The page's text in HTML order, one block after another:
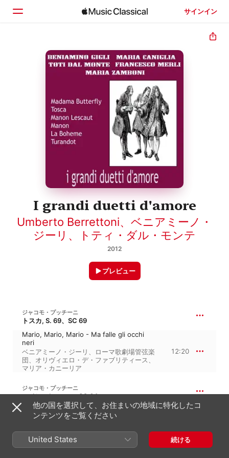
サインイン
ホーム
I grandi duetti d'amore
Umberto Berrettoni、 ベニアミーノ・
ジーリ 、 トティ・ダル・モンテ
2012
プレビュー
ジャコモ・プッチーニ
トスカ, S. 69、SC 69
Mario, Mario, Mario - Ma falle gli occhi
neri
ベニアミーノ・ジーリ 、
ローマ歌劇場管弦楽
団、 オリヴィエロ・デ・ファブリティース、
マリア・カニーリア
12:20
ジャコモ・プッチーニ
マノン・レスコー, SC 64
Tutta su me si posa -
Sola...perduta...abbandonata
Merli 、 ロレンツォ・モラヨーリ
Maria
Zamboni
他の国を選択して、お住まいの地域に特化したコ
ンテンツをご覧ください
United States 続ける